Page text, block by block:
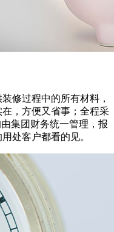
修过程中的所有材料，
，方便又省事；全程采
集团财务统一管理，报
处客户都看的见。